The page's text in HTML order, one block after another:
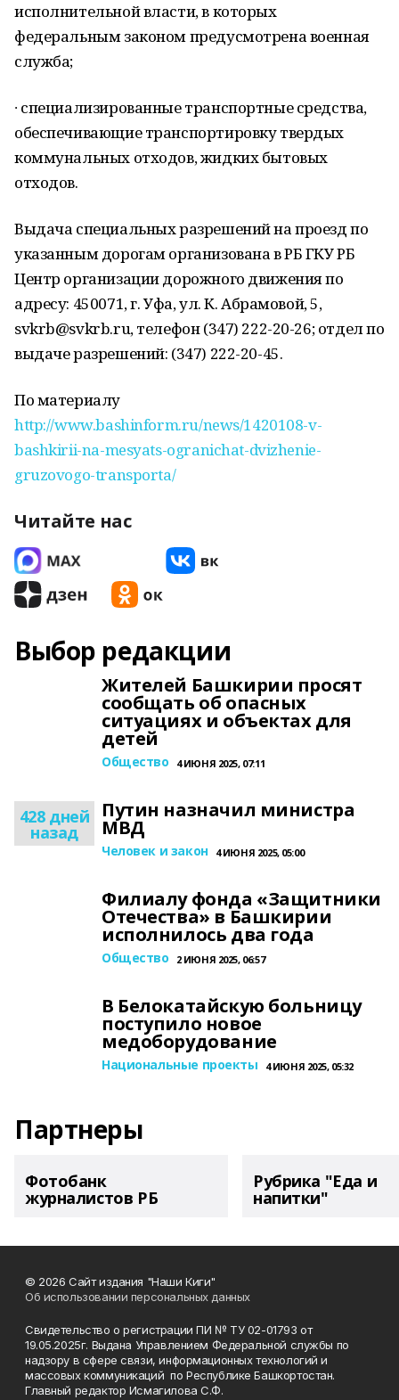
исполнительной власти, в которых
федеральным законом предусмотрена военная
служба;
∙ специализированные транспортные средства,
обеспечивающие транспортировку твердых
коммунальных отходов, жидких бытовых
отходов.
Выдача специальных разрешений на проезд по
указанным дорогам организована в РБ ГКУ РБ
Центр организации дорожного движения по
адресу: 450071, г. Уфа, ул. К. Абрамовой, 5,
svkrb@svkrb.ru, телефон (347) 222-20-26; отдел по
выдаче разрешений: (347) 222-20-45.
По материалу
http://www.bashinform.ru/news/1420108-v-
bashkirii-na-mesyats-ogranichat-dvizhenie-
gruzovogo-transporta/
Читайте нас
Выбор редакции
Жителей Башкирии просят
сообщать об опасных
ситуациях и объектах для
детей
Общество 4 ИЮНЯ 2025, 07:11
428 дней
назад
Путин назначил министра
МВД
Человек и закон 4 ИЮНЯ 2025, 05:00
Филиалу фонда «Защитники
Отечества» в Башкирии
исполнилось два года
Общество 2 ИЮНЯ 2025, 06:57
В Белокатайскую больницу
поступило новое
медоборудование
Национальные проекты 4 ИЮНЯ 2025, 05:32
Партнеры
Фотобанк
журналистов РБ
Рубрика "Еда и
напитки"
© 2026 Сайт издания "Наши Киги"
Об использовании персональных данных
Свидетельство о регистрации ПИ № ТУ 02-01793 от
19.05.2025г. Выдана Управлением Федеральной службы по
надзору в сфере связи, информационных технологий и
массовых коммуникаций по Республике Башкортостан.
Главный редактор Исмагилова С.Ф.